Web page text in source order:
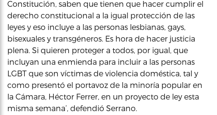
Constitución, saben que tienen que hacer cumplir el
derecho constitucional a la igual protección de las
leyes y eso incluye a las personas lesbianas, gays,
bisexuales y transgéneros. Es hora de hacer justicia
plena. Si quieren proteger a todos, por igual, que
incluyan una enmienda para incluir a las personas
LGBT que son víctimas de violencia doméstica, tal y
como presentó el portavoz de la minoría popular en
la Cámara, Héctor Ferrer, en un proyecto de ley esta
misma semana’, defendió Serrano.